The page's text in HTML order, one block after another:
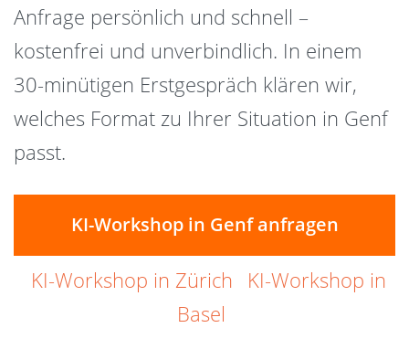
Anfrage persönlich und schnell –
kostenfrei und unverbindlich. In einem
30-minütigen Erstgespräch klären wir,
welches Format zu Ihrer Situation in Genf
passt.
KI-Workshop in Genf anfragen
KI-Workshop in Zürich
KI-Workshop in
Basel